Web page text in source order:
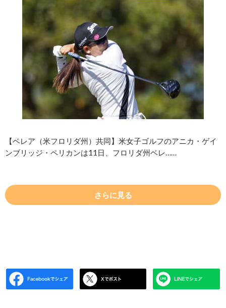
【ベレア（米フロリダ州）共同】米女子ゴルフのアニカ・ゲイ
ンブリッジ・ペリカンは11日、フロリダ州ベレ……
さらに見る